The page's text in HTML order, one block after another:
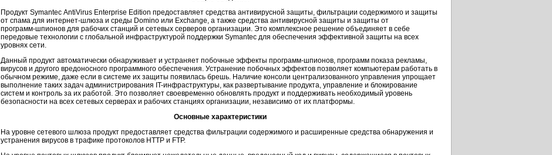
Продукт Symantec AntiVirus Enterprise Edition предоставляет средства антивирусной защиты, фильтрации содержимого и защиты
от спама для интернет-шлюза и среды Domino или Exchange, а также средства антивирусной защиты и защиты от
программ-шпионов для рабочих станций и сетевых серверов организации. Это комплексное решение объединяет в себе
передовые технологии с глобальной инфраструктурой поддержки Symantec для обеспечения эффективной защиты на всех
уровнях сети.
Данный продукт автоматически обнаруживает и устраняет побочные эффекты программ-шпионов, программ показа рекламы,
вирусов и другого вредоносного программного обеспечения. Устранение побочных эффектов позволяет компьютерам работать в
обычном режиме, даже если в системе их защиты появилась брешь. Наличие консоли централизованного управления упрощает
выполнение таких задач администрирования IT-инфраструктуры, как развертывание продукта, управление и блокирование
систем и контроль за их работой. Это позволяет своевременно обновлять продукт и поддерживать необходимый уровень
безопасности на всех сетевых серверах и рабочих станциях организации, независимо от их платформы.
Основные характеристики
На уровне сетевого шлюза продукт предоставляет средства фильтрации содержимого и расширенные средства обнаружения и
устранения вирусов в трафике протоколов HTTP и FTP.